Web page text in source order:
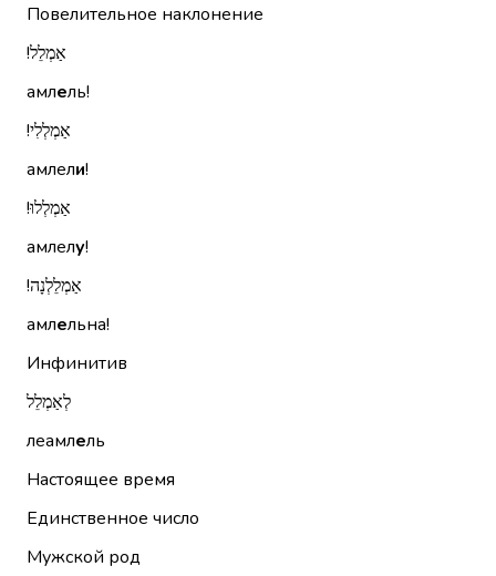
Повелительное наклонение
אַמְלֵל!‏
амлель!
אַמְלְלִי!‏
амлели!
אַמְלְלוּ!‏
амлелу!
אַמְלֵלְנָה!‏
амлельна!
Инфинитив
לְאַמְלֵל
леамлель
Настоящее время
Единственное число
Мужской род